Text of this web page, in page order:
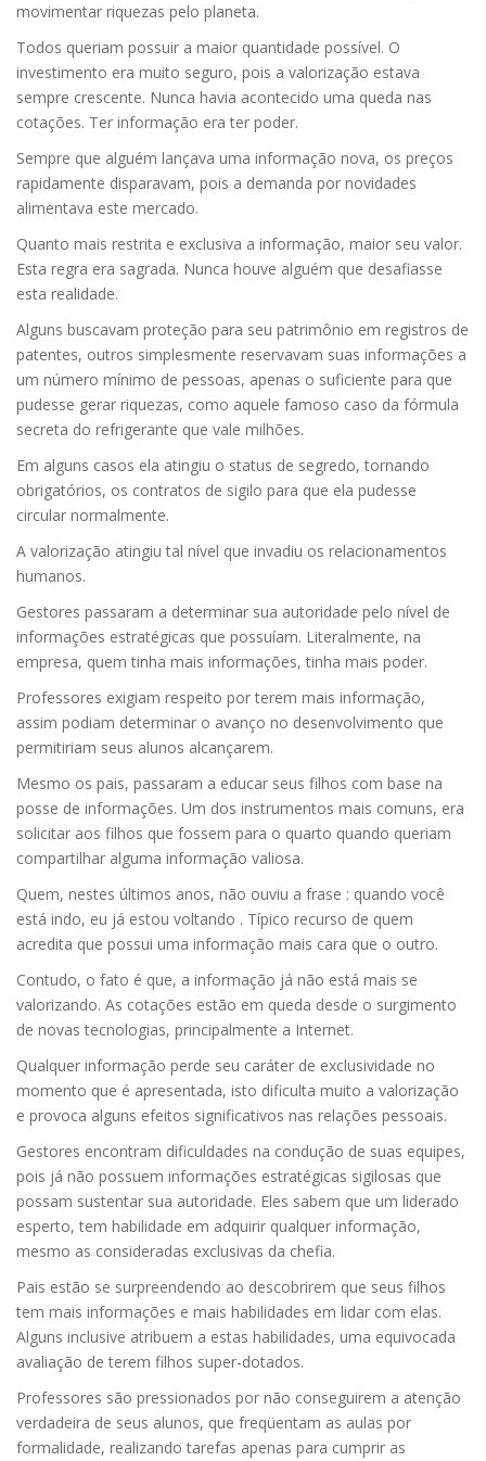
movimentar riquezas pelo planeta.
Todos queriam possuir a maior quantidade possível. O
investimento era muito seguro, pois a valorização estava
sempre crescente. Nunca havia acontecido uma queda nas
cotações. Ter informação era ter poder.
Sempre que alguém lançava uma informação nova, os preços
rapidamente disparavam, pois a demanda por novidades
alimentava este mercado.
Quanto mais restrita e exclusiva a informação, maior seu valor.
Esta regra era sagrada. Nunca houve alguém que desafiasse
esta realidade.
Alguns buscavam proteção para seu patrimônio em registros de
patentes, outros simplesmente reservavam suas informações a
um número mínimo de pessoas, apenas o suficiente para que
pudesse gerar riquezas, como aquele famoso caso da fórmula
secreta do refrigerante que vale milhões.
Em alguns casos ela atingiu o status de segredo, tornando
obrigatórios, os contratos de sigilo para que ela pudesse
circular normalmente.
A valorização atingiu tal nível que invadiu os relacionamentos
humanos.
Gestores passaram a determinar sua autoridade pelo nível de
informações estratégicas que possuíam. Literalmente, na
empresa, quem tinha mais informações, tinha mais poder.
Professores exigiam respeito por terem mais informação,
assim podiam determinar o avanço no desenvolvimento que
permitiriam seus alunos alcançarem.
Mesmo os pais, passaram a educar seus filhos com base na
posse de informações. Um dos instrumentos mais comuns, era
solicitar aos filhos que fossem para o quarto quando queriam
compartilhar alguma informação valiosa.
Quem, nestes últimos anos, não ouviu a frase : quando você
está indo, eu já estou voltando . Típico recurso de quem
acredita que possui uma informação mais cara que o outro.
Contudo, o fato é que, a informação já não está mais se
valorizando. As cotações estão em queda desde o surgimento
de novas tecnologias, principalmente a Internet.
Qualquer informação perde seu caráter de exclusividade no
momento que é apresentada, isto dificulta muito a valorização
e provoca alguns efeitos significativos nas relações pessoais.
Gestores encontram dificuldades na condução de suas equipes,
pois já não possuem informações estratégicas sigilosas que
possam sustentar sua autoridade. Eles sabem que um liderado
esperto, tem habilidade em adquirir qualquer informação,
mesmo as consideradas exclusivas da chefia.
Pais estão se surpreendendo ao descobrirem que seus filhos
tem mais informações e mais habilidades em lidar com elas.
Alguns inclusive atribuem a estas habilidades, uma equivocada
avaliação de terem filhos super-dotados.
Professores são pressionados por não conseguirem a atenção
verdadeira de seus alunos, que freqüentam as aulas por
formalidade, realizando tarefas apenas para cumprir as